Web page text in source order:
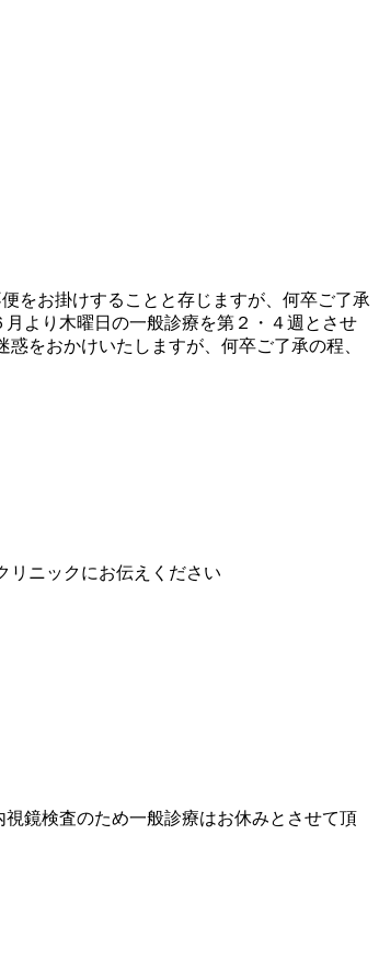
をお掛けすることと存じますが、何卒ご了承
より木曜日の一般診療を第２・４週とさせ
をおかけいたしますが、何卒ご了承の程、
リニックにお伝えください
鏡検査のため一般診療はお休みとさせて頂